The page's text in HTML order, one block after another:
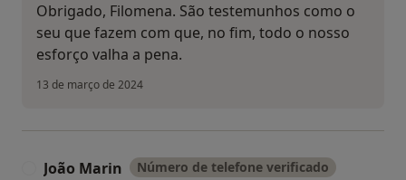
Obrigado, Filomena. São testemunhos como o
seu que fazem com que, no fim, todo o nosso
esforço valha a pena.
13 de março de 2024
João Marin Número de telefone verificado